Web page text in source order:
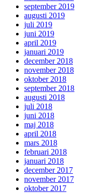
september 2019
augusti 2019
juli 2019
juni 2019
april 2019
januari 2019
december 2018
november 2018
oktober 2018
september 2018
augusti 2018
juli 2018
juni 2018
maj 2018
april 2018
mars 2018
februari 2018
januari 2018
december 2017
november 2017
oktober 2017